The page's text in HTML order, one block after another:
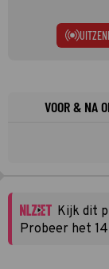
VOOR & NA
Kijk dit
Probeer het 14